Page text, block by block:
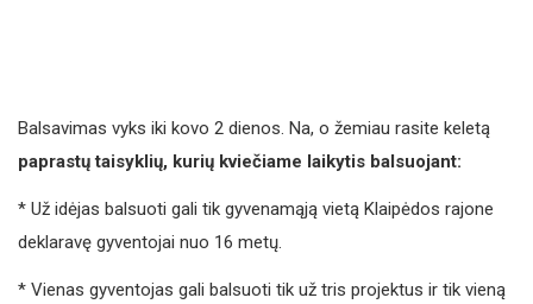
Balsavimas vyks iki kovo 2 dienos. Na, o žemiau rasite keletą
paprastų taisyklių, kurių kviečiame laikytis balsuojant:
* Už idėjas balsuoti gali tik gyvenamąją vietą Klaipėdos rajone
deklaravę gyventojai nuo 16 metų.
* Vienas gyventojas gali balsuoti tik už tris projektus ir tik vieną